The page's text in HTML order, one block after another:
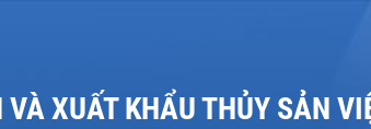
XUẤT KHẨU THỦY SẢN